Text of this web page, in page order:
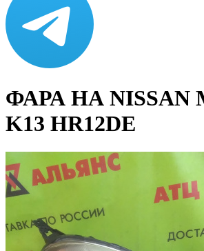
ФАРА НА NISSAN
K13 HR12DE